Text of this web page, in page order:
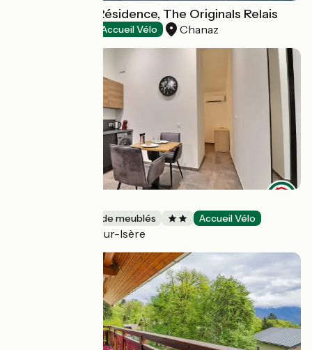
Shana Hôtel & Résidence, The Originals Relais
Accueil Vélo Chanaz
Gîtes et locations de meublés Accueil Vélo
Châteauneuf-sur-Isère